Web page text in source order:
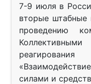
7-9 июля в
вторые штабные
проведению
силами и